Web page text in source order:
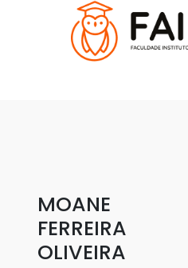
MOANE
FERREIRA
OLIVEIRA